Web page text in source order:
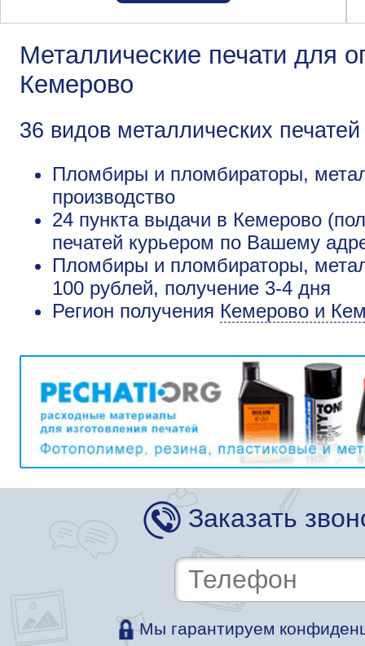
Металлические печати для
Кемерово
36 видов металлических печатей
Пломбиры и пломбираторы,
производство
24 пункта выдачи в Кемерово
печатей курьером по Вашему
Пломбиры и пломбираторы,
100 рублей, получение 3-4 дня
Регион получения Кемерово и
Заказать
Мы гарантируем